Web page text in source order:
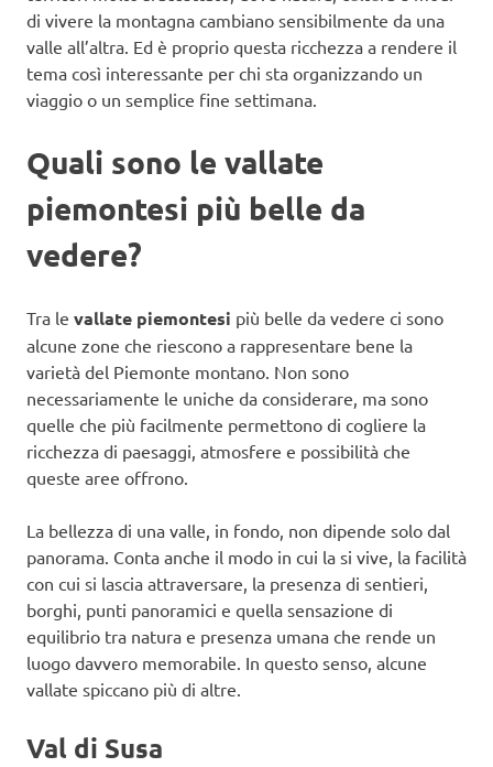
di vivere la montagna cambiano sensibilmente da una
valle all’altra. Ed è proprio questa ricchezza a rendere il
tema così interessante per chi sta organizzando un
viaggio o un semplice fine settimana.
Quali sono le vallate
piemontesi più belle da
vedere?
Tra le vallate piemontesi più belle da vedere ci sono
alcune zone che riescono a rappresentare bene la
varietà del Piemonte montano. Non sono
necessariamente le uniche da considerare, ma sono
quelle che più facilmente permettono di cogliere la
ricchezza di paesaggi, atmosfere e possibilità che
queste aree offrono.
La bellezza di una valle, in fondo, non dipende solo dal
panorama. Conta anche il modo in cui la si vive, la facilità
con cui si lascia attraversare, la presenza di sentieri,
borghi, punti panoramici e quella sensazione di
equilibrio tra natura e presenza umana che rende un
luogo davvero memorabile. In questo senso, alcune
vallate spiccano più di altre.
Val di Susa